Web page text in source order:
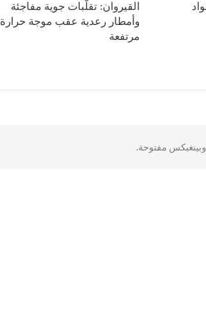
القيروان: تقلّبات جوية مفاجئة
وأمطار رعدية عقب موجة حرارة
مرتفعة
وبينغبكس مفتوحة.